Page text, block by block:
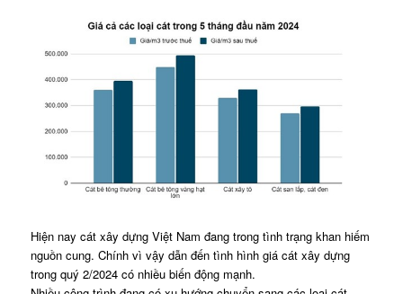
Hiện nay cát xây dựng Việt Nam đang trong tình trạng khan hiếm
nguồn cung. Chính vì vậy dẫn đến tình hình giá cát xây dựng
trong quý 2/2024 có nhiều biến động mạnh.